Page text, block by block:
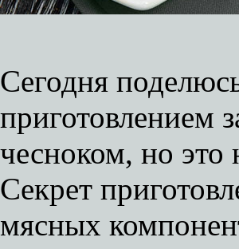
Сегодня
приготовлением
чесноком, но это
Секрет
мясных